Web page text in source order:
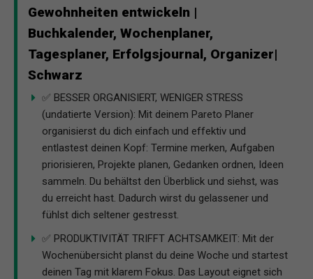
Gewohnheiten entwickeln |
Buchkalender, Wochenplaner,
Tagesplaner, Erfolgsjournal, Organizer|
Schwarz
✅ BESSER ORGANISIERT, WENIGER STRESS
(undatierte Version): Mit deinem Pareto Planer
organisierst du dich einfach und effektiv und
entlastest deinen Kopf: Termine merken, Aufgaben
priorisieren, Projekte planen, Gedanken ordnen, Ideen
sammeln. Du behältst den Überblick und siehst, was
du erreicht hast. Dadurch wirst du gelassener und
fühlst dich seltener gestresst.
✅ PRODUKTIVITÄT TRIFFT ACHTSAMKEIT: Mit der
Wochenübersicht planst du deine Woche und startest
deinen Tag mit klarem Fokus. Das Layout eignet sich